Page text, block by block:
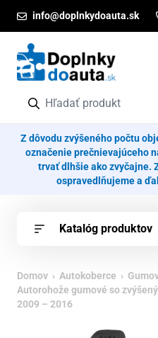
info@doplnkydoauta.sk
Z dôvodu zvýšeného počtu
označenie prečnievajúceho
trvať dlhšie ako zvyčajne.
ospravedlňujeme a
Katalóg produktov
Domov › Autokoberce ›
Autorohože gumové so
2009 – 2016